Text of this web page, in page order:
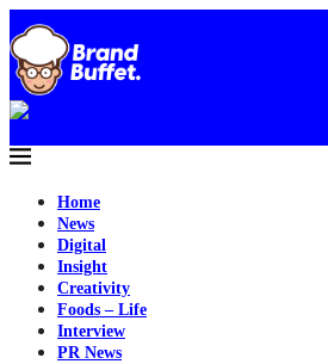
Home
News
Digital
Insight
Creativity
Foods – Life
Interview
PR News